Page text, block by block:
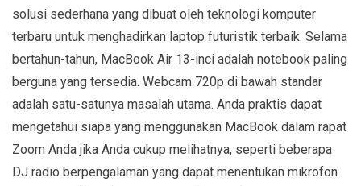
solusi sederhana yang dibuat oleh teknologi komputer
terbaru untuk menghadirkan laptop futuristik terbaik. Selama
bertahun-tahun, MacBook Air 13-inci adalah notebook paling
berguna yang tersedia. Webcam 720p di bawah standar
adalah satu-satunya masalah utama. Anda praktis dapat
mengetahui siapa yang menggunakan MacBook dalam rapat
Zoom Anda jika Anda cukup melihatnya, seperti beberapa
DJ radio berpengalaman yang dapat menentukan mikrofon